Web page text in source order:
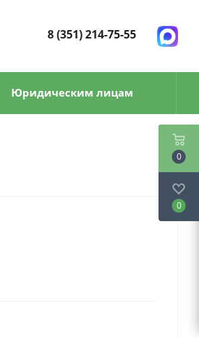
8 (351) 214-75-55
Юридическим лицам
0
0